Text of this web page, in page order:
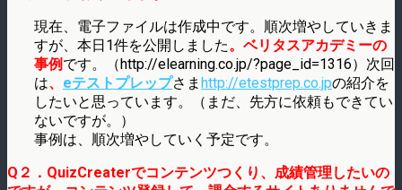
現在、電子ファイルは作成中です。順次増やしていきま
すが、本日1件を公開しました。ベリタスアカデミーの
事例 です。（http://elearning.co.jp/?page_id=1316）次回
は、 eテストプレップさま http://etestprep.co.jpの紹介を
したいと思っています。（まだ、先方に依頼もできてい
ないですが。）
事例は、順次増やしていく予定です。
Q２．QuizCreaterでコンテンツつくり、成績管理したいの